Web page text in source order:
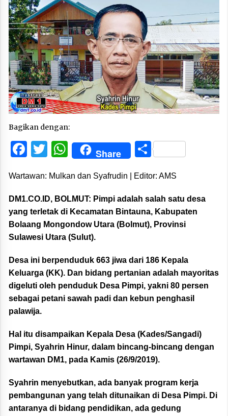
Bagikan dengan:
Facebook
Twitter
WhatsApp
Share Share
Wartawan: Mulkan dan Syafrudin | Editor: AMS
DM1.CO.ID, BOLMUT: Pimpi adalah salah satu desa
yang terletak di Kecamatan Bintauna, Kabupaten
Bolaang Mongondow Utara (Bolmut), Provinsi
Sulawesi Utara (Sulut).
Desa ini berpenduduk 663 jiwa dari 186 Kepala
Keluarga (KK). Dan bidang pertanian adalah mayoritas
digeluti oleh penduduk Desa Pimpi, yakni 80 persen
sebagai petani sawah padi dan kebun penghasil
palawija.
Hal itu disampaikan Kepala Desa (Kades/Sangadi)
Pimpi, Syahrin Hinur, dalam bincang-bincang dengan
wartawan DM1, pada Kamis (26/9/2019).
Syahrin menyebutkan, ada banyak program kerja
pembangunan yang telah ditunaikan di Desa Pimpi. Di
antaranya di bidang pendidikan, ada gedung